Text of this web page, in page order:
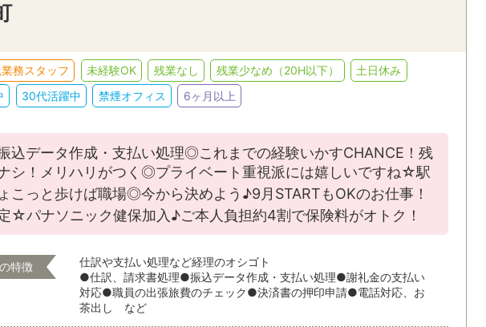
務スタッフ 未経験OK 残業なし 残業少なめ（20H以下）
土日休み
30代活躍中 禁煙オフィス 6ヶ月以上
込データ作成・支払い処理◎これまでの経験いかすCHANCE！残
シ！メリハリがつく◎プライベート重視派には嬉しいですね☆駅
こっと歩けば職場◎今から決めよう♪9月STARTもOKのお仕事！
☆パナソニック健保加入♪ご本人負担約4割で保険料がオトク！
特徴
仕訳や支払い処理など経理のオシゴト
●仕訳、請求書処理●振込データ作成・支払い処理●謝礼金の支払い
対応●職員の出張旅費のチェック●決済書の押印申請●電話対応、お
茶出し など